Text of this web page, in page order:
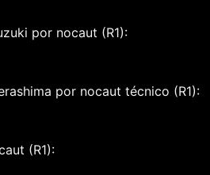
por nocaut (R1):
por nocaut técnico (R1):
(R1):